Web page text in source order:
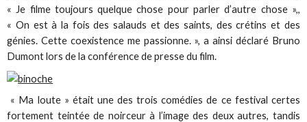
« Je filme toujours quelque chose pour parler d’autre chose »,,
« On est à la fois des salauds et des saints, des crétins et des
génies. Cette coexistence me passionne. », a ainsi déclaré Bruno
Dumont lors de la conférence de presse du film.
« Ma loute » était une des trois comédies de ce festival certes
fortement teintée de noirceur à l’image des deux autres, tandis